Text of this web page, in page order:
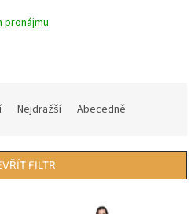
pronájmu
Nejdražší Abecedně
FILTR